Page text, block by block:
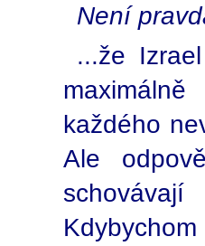
Není
...že
každého
Ale